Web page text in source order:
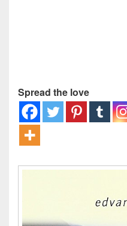
Spread the love